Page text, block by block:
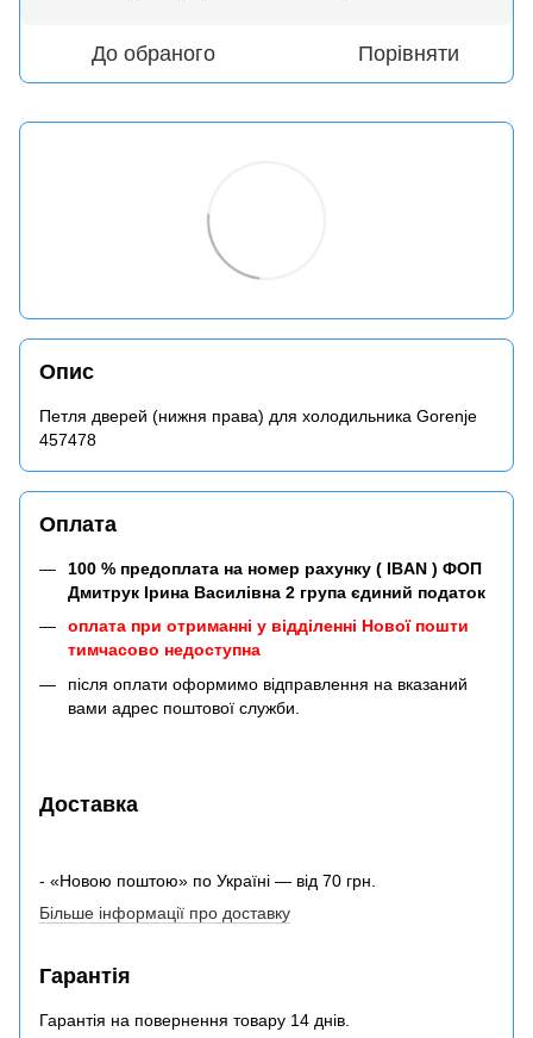
До обраного Порівняти
Опис
Петля дверей (нижня права) для холодильника Gorenje
457478
Оплата
100 % предоплата на номер рахунку ( IBAN ) ФОП
Дмитрук Ірина Василівна 2 група єдиний податок
оплата при отриманні у відділенні Нової пошти
тимчасово недоступна
після оплати оформимо відправлення на вказаний
вами адрес поштової служби.
Доставка
- «Новою поштою» по Україні — від 70 грн.
Більше інформації про доставку
Гарантія
Гарантія на повернення товару 14 днів.